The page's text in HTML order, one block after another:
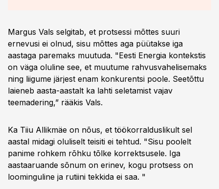
Margus Vals selgitab, et protsessi mõttes suuri
ernevusi ei olnud, sisu mõttes aga püütakse iga
aastaga paremaks muutuda. "Eesti Energia kontekstis
on väga oluline see, et muutume rahvusvahelisemaks
ning liigume järjest enam konkurentsi poole. Seetõttu
laieneb aasta-aastalt ka lahti seletamist vajav
teemadering,” rääkis Vals.
Ka Tiiu Allikmäe on nõus, et töökorralduslikult sel
aastal midagi oluliselt teisiti ei tehtud. "Sisu poolelt
panime rohkem rõhku tõlke korrektsusele. Iga
aastaaruande sõnum on erinev, kogu protsess on
loominguline ja rutiini tekkida ei saa. "